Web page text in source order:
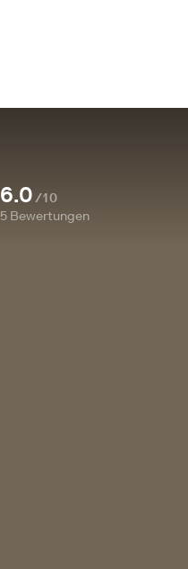
6.0/10
5 Bewertungen